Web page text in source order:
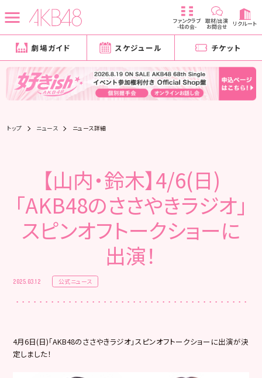
ファンクラブ
-柱の会-
取材/出演
お問合せ リクルート
劇場ガイド スケジュール チケット
トップ ニュース ニュース詳細
【山内・鈴木】4/6(日)
「AKB48のささやきラジオ」
スピンオフトークショーに
出演！
2025.03.12 公式ニュース
4月6日(日)「AKB48のささやきラジオ」 スピンオフトークショーに出演が決
定しました！